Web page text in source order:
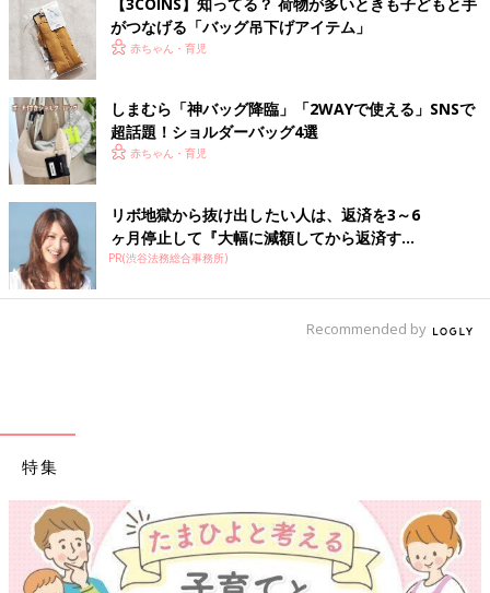
【3COINS】知ってる？ 荷物が多いときも子どもと手
がつなげる「バッグ吊下げアイテム」
赤ちゃん・育児
しまむら「神バッグ降臨」「2WAYで使える」SNSで
超話題！ショルダーバッグ4選
赤ちゃん・育児
リボ地獄から抜け出したい人は、返済を3～6
ヶ月停止して『大幅に減額してから返済す...
PR(渋谷法務総合事務所)
Recommended by
特集